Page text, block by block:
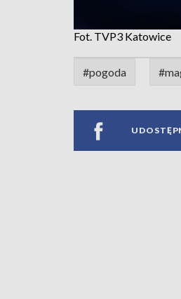
Fot. TVP3 Katowice
#pogoda